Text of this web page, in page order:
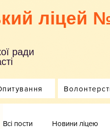
ліцей
ради
Всі пости Новини ліцею